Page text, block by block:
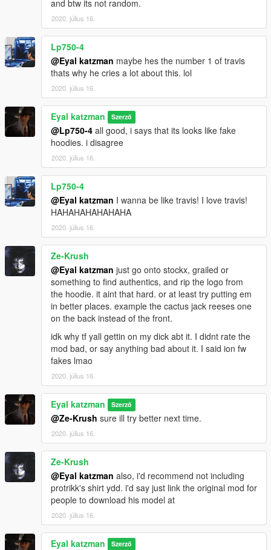
and btw its not random.
2020. július 16.
Lp750-4
@Eyal katzman maybe hes the number 1 of travis
thats why he cries a lot about this. lol
2020. július 16.
Eyal katzman Szerző
@Lp750-4 all good, i says that its looks like fake
hoodies. i disagree
2020. július 16.
Lp750-4
@Eyal katzman I wanna be like travis! I love travis!
HAHAHAHAHAHAHA
2020. július 16.
Ze-Krush
@Eyal katzman just go onto stockx, grailed or
something to find authentics, and rip the logo from
the hoodie. it aint that hard. or at least try putting em
in better places. example the cactus jack reeses one
on the back instead of the front.
idk why tf yall gettin on my dick abt it. I didnt rate the
mod bad, or say anything bad about it. I said ion fw
fakes lmao
2020. július 16.
Eyal katzman Szerző
@Ze-Krush sure ill try better next time.
2020. július 16.
Ze-Krush
@Eyal katzman also, i'd recommend not including
protrikk's shirt ydd. i'd say just link the original mod for
people to download his model at
2020. július 16.
Eyal katzman Szerző